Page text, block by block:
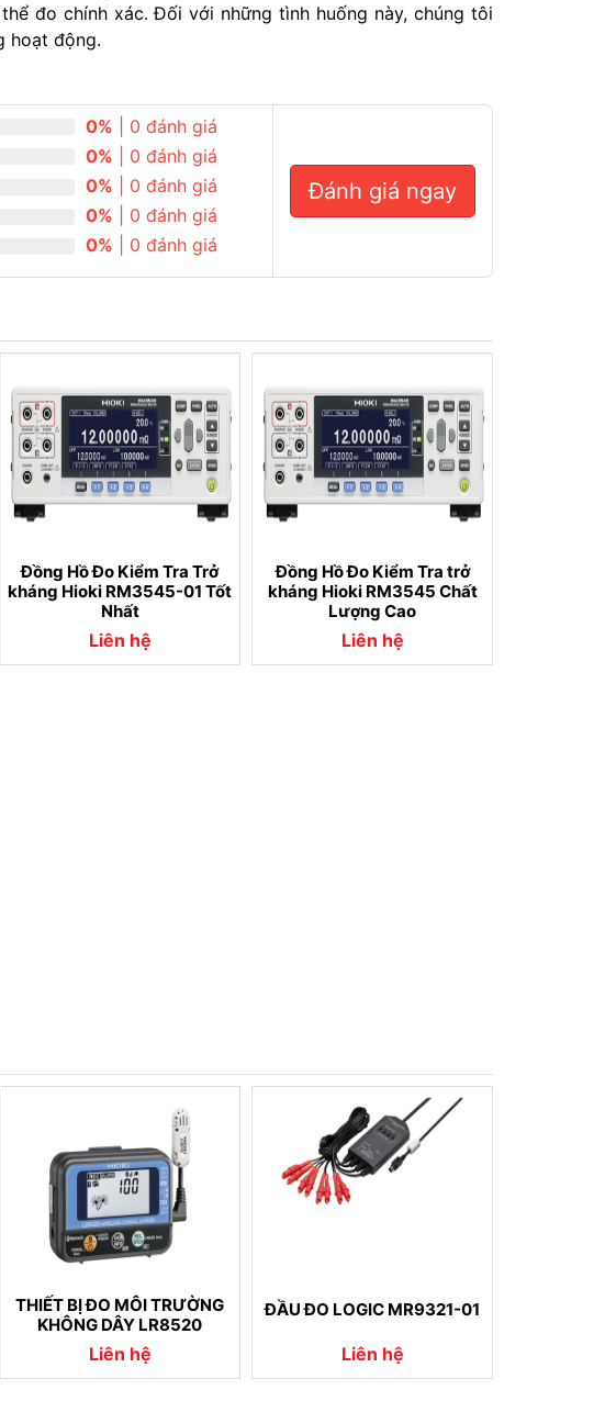
đo chính xác. Đối với những tình huống này, chúng tôi
hoạt động.
0% | 0 đánh giá
0% | 0 đánh giá
0% | 0 đánh giá
0% | 0 đánh giá
0% | 0 đánh giá
Đánh giá ngay
Đồng Hồ Đo Kiểm Tra Trở
kháng Hioki RM3545-01 Tốt
Nhất
Liên hệ
Đồng Hồ Đo Kiểm Tra trở
kháng Hioki RM3545 Chất
Lượng Cao
Liên hệ
THIẾT BỊ ĐO MÔI TRƯỜNG
KHÔNG DÂY LR8520
Liên hệ
ĐẦU ĐO LOGIC MR9321-01
Liên hệ